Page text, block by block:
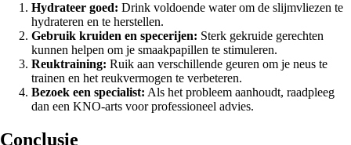
Hydrateer goed: Drink voldoende water om de slijmvliezen te
hydrateren en te herstellen.
Gebruik kruiden en specerijen: Sterk gekruide gerechten
kunnen helpen om je smaakpapillen te stimuleren.
Reuktraining: Ruik aan verschillende geuren om je neus te
trainen en het reukvermogen te verbeteren.
Bezoek een specialist: Als het probleem aanhoudt, raadpleeg
dan een KNO-arts voor professioneel advies.
Conclusie